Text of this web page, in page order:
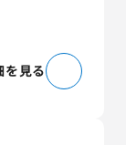
を見る